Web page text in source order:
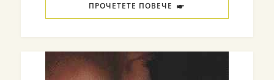
ПРОЧЕТЕТЕ ПОВЕЧЕ